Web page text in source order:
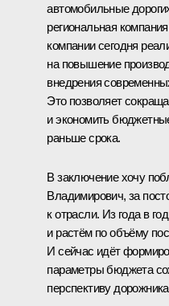
автомобильные
региональная
компании сегодня
на повышение
внедрения
Это позволяет
и экономить
раньше срока.
В заключение хочу
Владимирович, за
к отрасли. Из года в
и растём по объёму
И сейчас идёт
параметры бюджета
перспективу